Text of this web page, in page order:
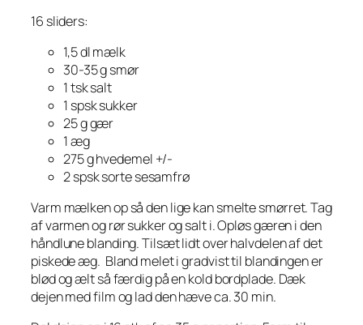
16 sliders:
1,5 dl mælk
30-35 g smør
1 tsk salt
1 spsk sukker
25 g gær
1 æg
275 g hvedemel +/-
2 spsk sorte sesamfrø
Varm mælken op så den lige kan smelte smørret. Tag
af varmen og rør sukker og salt i. Opløs gæren i den
håndlune blanding. Tilsæt lidt over halvdelen af det
piskede æg. Bland melet i gradvist til blandingen er
blød og ælt så færdig på en kold bordplade. Dæk
dejen med film og lad den hæve ca. 30 min.